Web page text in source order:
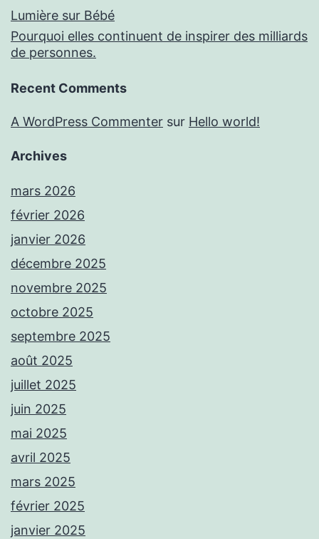
Lumière sur Bébé
Pourquoi elles continuent de inspirer des milliards
de personnes.
Recent Comments
A WordPress Commenter sur Hello world!
Archives
mars 2026
février 2026
janvier 2026
décembre 2025
novembre 2025
octobre 2025
septembre 2025
août 2025
juillet 2025
juin 2025
mai 2025
avril 2025
mars 2025
février 2025
janvier 2025